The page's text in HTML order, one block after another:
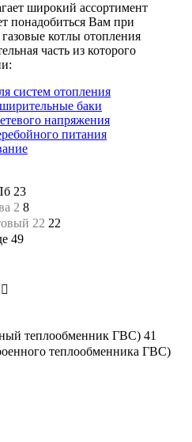
широкий ассортимент
понадобиться Вам при
газовые котлы отопления
часть из которого
систем отопления
баки
напряжения
питания
23
2 8
22 22
49
теплообменник ГВС) 41
теплообменника ГВС)